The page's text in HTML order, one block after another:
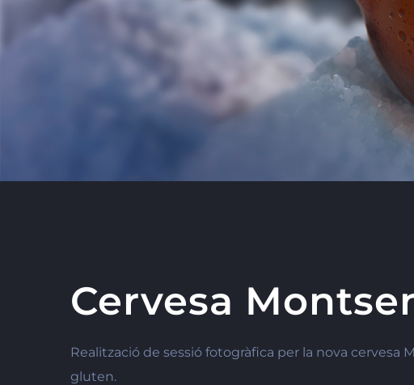
Cervesa
Realització de sessió fotogràfica per la nova cervesa
gluten.